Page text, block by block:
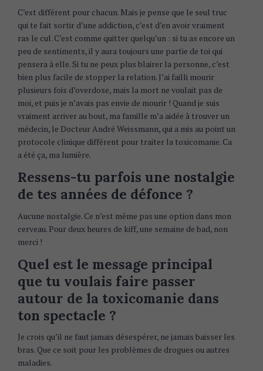
C’est différent pour chacun. Mais je pense que le seul truc
qui te fait sortir d’une addiction, c’est d’en avoir vraiment
ras le cul. C’est comme quitter quelqu’un : si tu as encore un
peu de sentiments, il y aura toujours une partie de toi qui
pensera à elle. Si tu ne peux plus blairer la personne, c’est
bien plus facile de stopper la relation. J’ai failli mourir
plusieurs fois d’overdose, mais la mort ne voulait pas de
moi, et puis je n’avais pas envie de mourir ! Quand je suis
vraiment arriver au bout, ma famille m’a aidée à trouver un
médecin, le Docteur André Weissmann, qui a mis au point un
protocole clinique différent pour traiter la toxicomanie. Ca
a été ça, ma lumière.
Ressens-tu parfois une nostalgie
de tes années de défonce ?
Aucune nostalgie. Ce n’est même pas une option dans mon
cerveau. Pour deux heures de kiff, une semaine de bad, non
merci !
Quel est le message principal
que tu voulais faire passer
autour de la toxicomanie dans
ton spectacle ?
Je crois qu’il ne faut jamais désespérer, ne jamais baisser les
bras. Que ce soit pour les problèmes de drogues ou autres
maladies.